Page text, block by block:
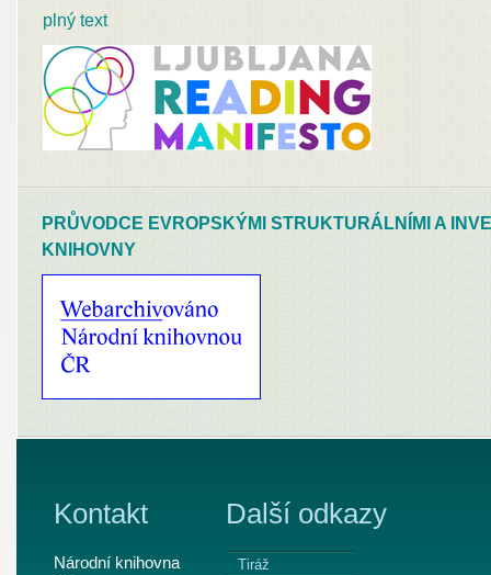
plný text
PRŮVODCE EVROPSKÝMI STRUKTURÁLNÍMI A
KNIHOVNY
Kontakt
Národní knihovna
Další odkazy
Tiráž